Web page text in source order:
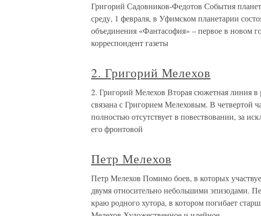
Григорий Садовников-Федотов События
среду, 1 февраля, в Уфимском планетарии
объединения «Фантасофия» – первое в новом
корреспондент газеты
2. Григорий Мелехов
2. Григорий Мелехов Вторая сюжетная линия
связана с Григорием Мелеховым. В четвертой
полностью отсутствует в повествовании, за
его фронтовой
Петр Мелехов
Петр Мелехов Помимо боев, в которых
двумя относительно небольшими эпизодами.
краю родного хутора, в котором погибает